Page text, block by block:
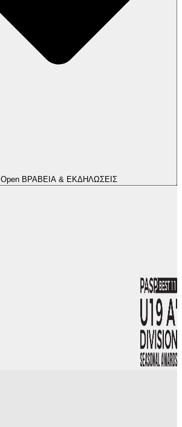
Open ΒΡΑΒΕΙΑ & ΕΚΔΗΛΩΣΕΙΣ